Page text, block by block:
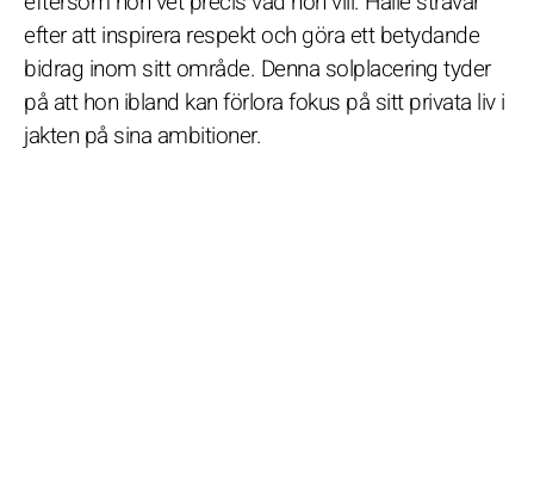
efter att inspirera respekt och göra ett betydande
bidrag inom sitt område. Denna solplacering tyder
på att hon ibland kan förlora fokus på sitt privata liv i
jakten på sina ambitioner.